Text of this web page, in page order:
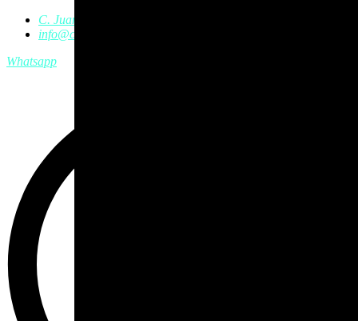
C. Juan Austria, 8, Bajo, 24402 Ponferrada, León
info@crossfitponferrada.com
Whatsapp